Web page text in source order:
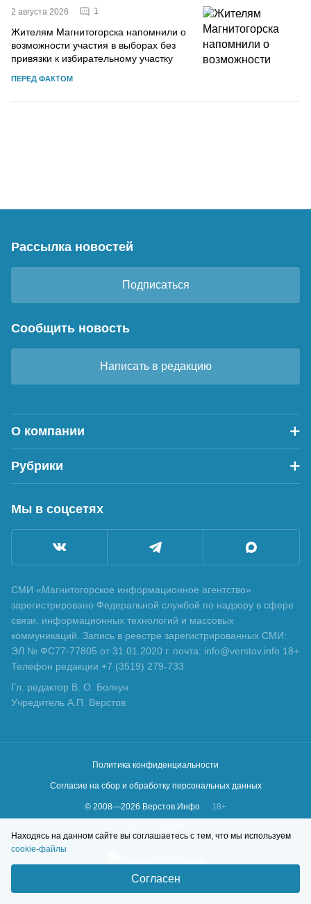
2 августа 2026 1
Жителям Магнитогорска напомнили о
возможности участия в выборах без
привязки к избирательному участку
ПЕРЕД ФАКТОМ
Рассылка новостей
Подписаться
Сообщить новость
Написать в редакцию
О компании
Рубрики
Мы в соцсетях
СМИ «Магнитогорское информационное агентство»
зарегистрировано Федеральной службой по надзору в сфере
связи, информационных технологий и массовых
коммуникаций. Запись в реестре зарегистрированных СМИ:
ЭЛ № ФС77-77805 от 31.01.2020 г. почта: info@verstov.info 18+
Телефон редакции +7 (3519) 279-733
Гл. редактор В. О. Болкун
Учредитель А.П. Верстов
Политика конфиденциальности
Согласие на сбор и обработку персональных данных
© 2008—2026 Верстов.Инфо
18+
Находясь на данном сайте вы соглашаетесь с тем, что мы используем
cookie-файлы
Согласен